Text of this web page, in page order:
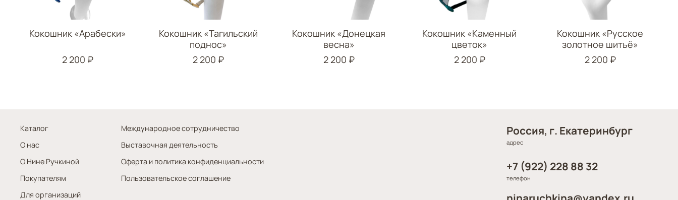
Кокошник «Арабески»
2 200 ₽
Кокошник «Тагильский
поднос»
2 200 ₽
Кокошник «Донецкая
весна»
2 200 ₽
Кокошник «Каменный
цветок»
2 200 ₽
Кокошник «Русское
золотное шитьё»
2 200 ₽
Каталог
О нас
О Нине Ручкиной
Покупателям
Для организаций
Международное сотрудничество
Выставочная деятельность
Оферта и политика конфиденциальности
Пользовательское соглашение
Россия, г. Екатеринбург
адрес
+7 (922) 228 88 32
телефон